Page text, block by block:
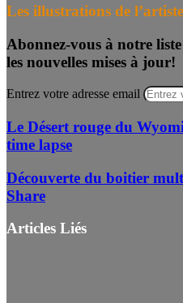
Les illustrations de
Abonnez-vous à notre
les nouvelles mises à jour!
Entrez votre adresse email
Le Désert rouge du
time lapse
Découverte du boitier
Share
Articles Liés